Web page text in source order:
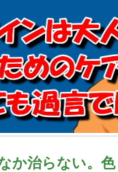
か治らない。